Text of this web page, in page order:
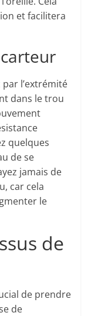
et facilitera
l’extrémité
dans le trou
quelques
de se
jamais de
car cela
le
de
de prendre
de